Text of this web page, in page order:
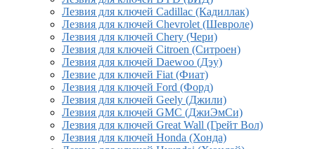
Лезвия для ключей Cadillac (Кадиллак)
Лезвия для ключей Chevrolet (Шевроле)
Лезвия для ключей Chery (Чери)
Лезвия для ключей Citroen (Ситроен)
Лезвия для ключей Daewoo (Дэу)
Лезвие для ключей Fiat (Фиат)
Лезвия для ключей Ford (Форд)
Лезвия для ключей Geely (Джили)
Лезвия для ключей GMC (ДжиЭмСи)
Лезвия для ключей Great Wall (Грейт Вол)
Лезвия для ключей Honda (Хонда)